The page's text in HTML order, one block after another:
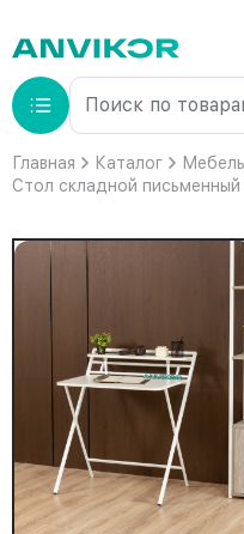
Главная Каталог Мебель
Стол складной